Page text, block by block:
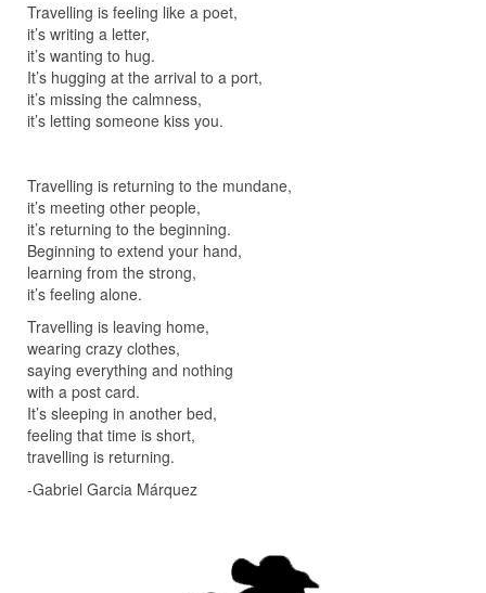
Travelling is feeling like a poet,
it’s writing a letter,
it’s wanting to hug.
It’s hugging at the arrival to a port,
it’s missing the calmness,
it’s letting someone kiss you.
Travelling is returning to the mundane,
it’s meeting other people,
it’s returning to the beginning.
Beginning to extend your hand,
learning from the strong,
it’s feeling alone.
Travelling is leaving home,
wearing crazy clothes,
saying everything and nothing
with a post card.
It’s sleeping in another bed,
feeling that time is short,
travelling is returning.
-Gabriel Garcia Márquez